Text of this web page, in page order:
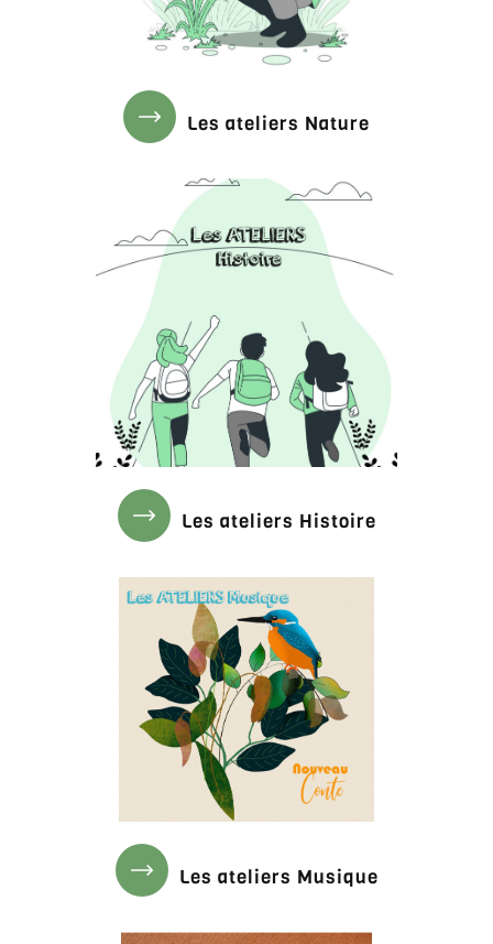
Les ateliers Nature
Les ateliers Histoire
Les ateliers Musique